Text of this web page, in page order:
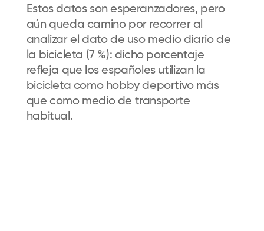
Estos datos son esperanzadores, pero
aún queda camino por recorrer al
analizar el dato de uso medio diario de
la bicicleta (7 %): dicho porcentaje
refleja que los españoles utilizan la
bicicleta como hobby deportivo más
que como medio de transporte
habitual.